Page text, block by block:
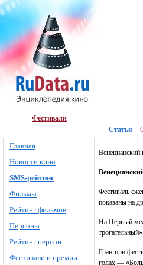
Фестивали
Главная
Новости кино
SMS-рейтинг
Фильмы
Рейтинг фильмов
Персоны
Рейтинг персон
Фестивали и премии
Статья
Венецианский
Фестиваль
показаны на
На Первый
Гран-при
годах —